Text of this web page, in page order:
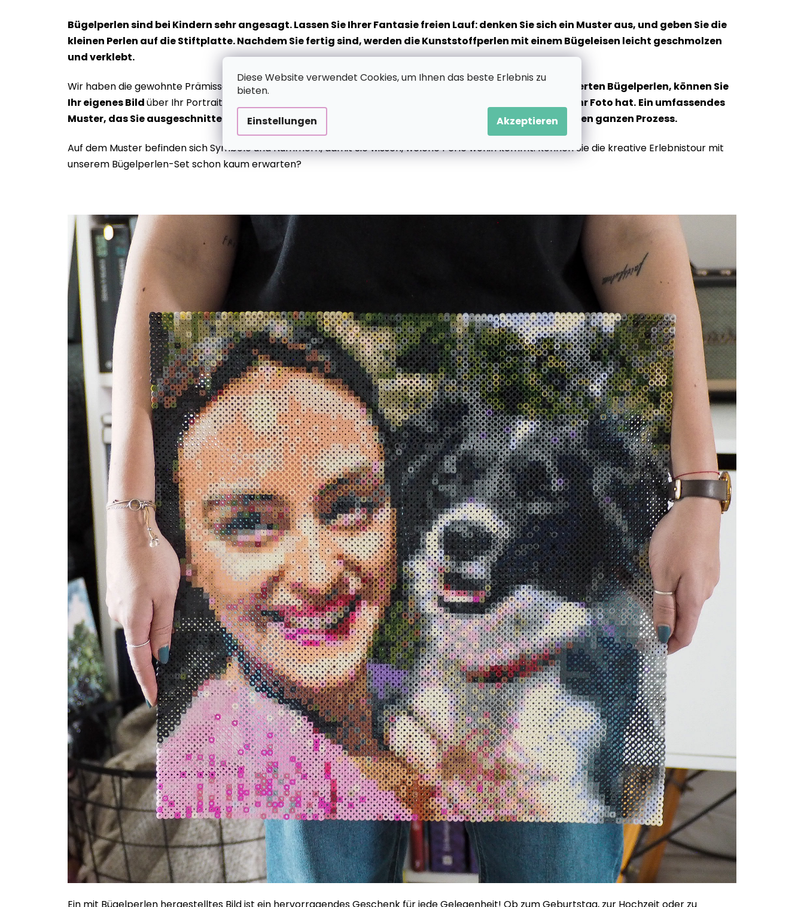
Diese Website verwendet Cookies, um Ihnen das beste Erlebnis zu
bieten.
Einstellungen Akzeptieren
Bügelperlen sind bei Kindern sehr angesagt. Lassen Sie Ihrer Fantasie freien Lauf: denken Sie sich ein Muster aus, und geben Sie die
kleinen Perlen auf die Stiftplatte. Nachdem Sie fertig sind, werden die Kunststoffperlen mit einem Bügeleisen leicht geschmolzen
und verklebt.
Wir haben die gewohnte Prämisse beibehalten, aber den Spaßfaktor aufgepeppt.
Dank unserer fotoinspirierten Bügelperlen, können Sie
Ihr eigenes Bildüber Ihr Portrait, eine Landschaft oder Ihrem Haustier erstellen, egal welche Bildqualität Ihr Foto hat. Ein umfassendes
Muster, das Sie ausgeschnitten und unter die Stiftplatte platziert haben, hilft Ihnen und erleichtert den ganzen Prozess.
Auf dem Muster befinden sich Symbole und Nummern, damit Sie wissen, welche Perle wohin kommt. Können Sie die kreative Erlebnistour mit
unserem Bügelperlen-Set schon kaum erwarten?